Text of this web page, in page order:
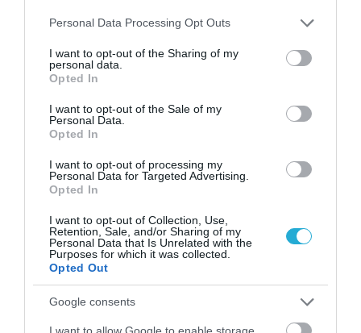
Please note that this website/app uses one or more Google
not limited to your visit or usage behaviour. You may click to
grant or deny consent to Google and its third-party tags to
use your data for below specified purposes in below Google
consent section.
Personal Data Processing Opt Outs
I want to opt-out of the Sharing of my
personal data.
Opted In
I want to opt-out of the Sale of my
Personal Data.
Opted In
I want to opt-out of processing my
Personal Data for Targeted Advertising.
Opted In
I want to opt-out of Collection, Use,
Retention, Sale, and/or Sharing of my
Personal Data that Is Unrelated with the
Purposes for which it was collected.
Opted Out
Google consents
I want to allow Google to enable storage
Αυτό είναι το θαυματουργό έλαιο που